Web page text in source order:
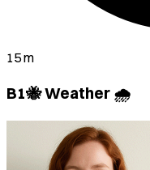
15 m
B1🐝 Weather 🌧️